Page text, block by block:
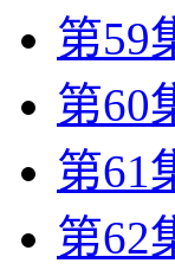
第59
第60
第61
第62